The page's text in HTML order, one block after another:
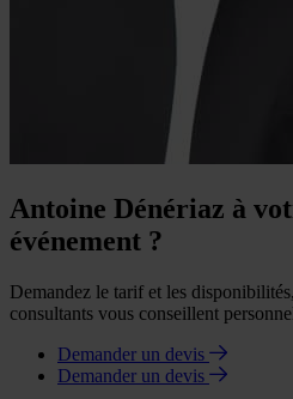
Antoine Dénériaz à
événement ?
Demandez le tarif et les
consultants vous conseillent
Demander un devis
Demander un devis